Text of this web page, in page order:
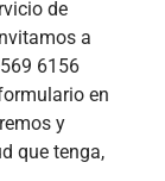
de
a
6156
en
y
que tenga,